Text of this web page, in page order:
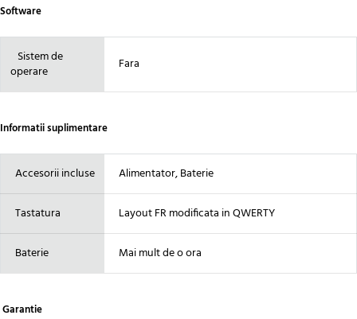
Software
Sistem de
operare
Fara
Informatii suplimentare
Accesorii incluse Alimentator, Baterie
Tastatura Layout FR modificata in QWERTY
Baterie Mai mult de o ora
Garantie